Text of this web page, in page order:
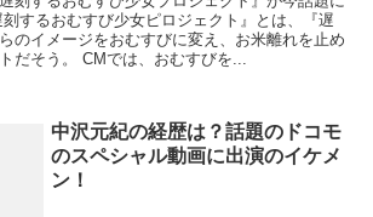
するおむすび少女ピロジェクト』とは、『遅
のイメージをおむすびに変え、お米離れを止め
だそう。 CMでは、おむすびを...
中沢元紀の経歴は？話題のドコモ
のスペシャル動画に出演のイケメ
ン！